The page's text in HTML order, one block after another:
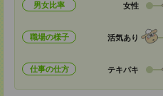
男女比率 女性
職場の様子 活気あり
仕事の仕方 テキパキ